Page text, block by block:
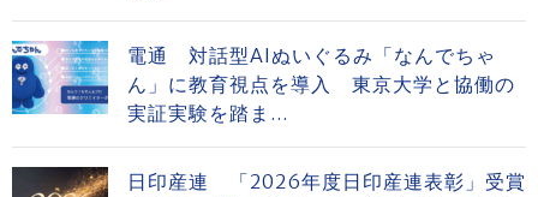
電通 対話型AIぬいぐるみ「なんでちゃ
ん」に教育視点を導入 東京大学と協働の
実証実験を踏ま...
日印産連 「2026年度日印産連表彰」受賞